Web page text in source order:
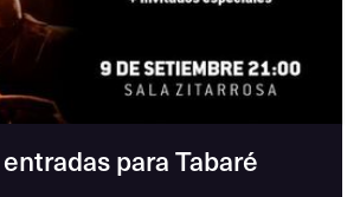
para Tabaré